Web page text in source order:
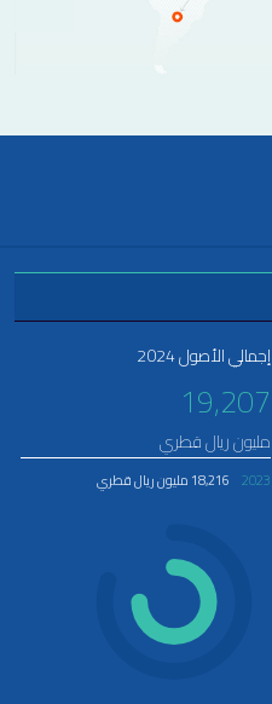
إجمالي الأصول 2024
19,207
مليون ريال قطري
2023 18,216 مليون ريال قطري